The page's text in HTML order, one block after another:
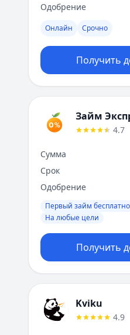
Одобрение
Онлайн Срочно
Получить
Займ
4.7
Сумма
Срок
Одобрение
Первый займ бесплатно
На любые цели
Получить
Kviku
4.9